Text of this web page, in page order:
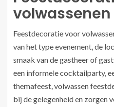
volwassenen
Feestdecoratie voor
van het type evenement, de
smaak van de gastheer of
een informele cocktailparty,
themafeest, volwassen
bij de gelegenheid en zorgen